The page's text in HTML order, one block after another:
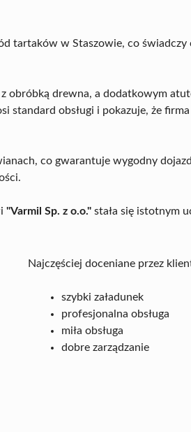
tartaków w Staszowie, co świadczy
obróbką drewna, a dodatkowym
standard obsługi i pokazuje, że
co gwarantuje wygodny
"Varmil Sp. z o.o." stała się istotnym
Najczęściej doceniane przez
szybki załadunek
profesjonalna obsługa
miła obsługa
dobre zarządzanie